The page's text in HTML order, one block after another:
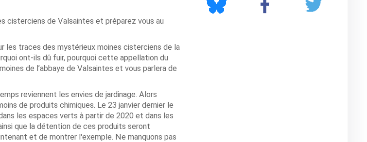
cisterciens de Valsaintes et préparez vous au
les traces des mystérieux moines cisterciens de la
ont-ils dû fuir, pourquoi cette appellation du
de l’abbaye de Valsaintes et vous parlera de
reviennent les envies de jardinage. Alors
de produits chimiques. Le 23 janvier dernier le
les espaces verts à partir de 2020 et dans les
que la détention de ces produits seront
et de montrer l'exemple. Ne manquons pas